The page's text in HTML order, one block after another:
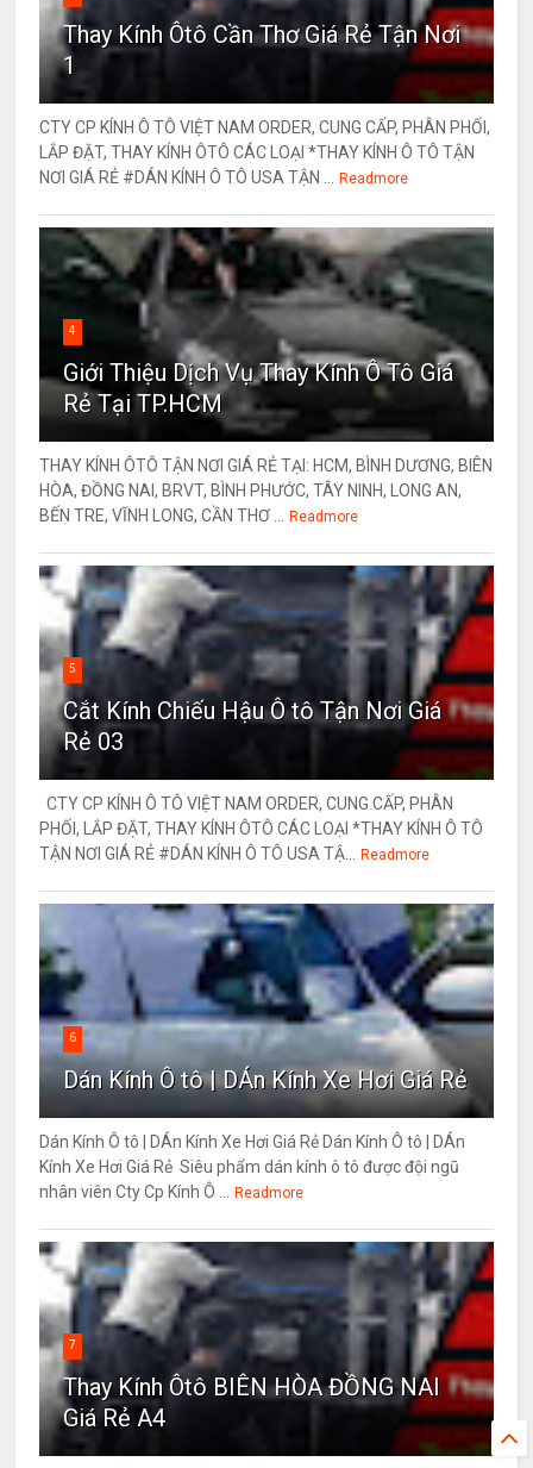
Thay Kính Ôtô Cần Thơ Giá Rẻ Tận Nơi
1
CTY CP KÍNH Ô TÔ VIỆT NAM ORDER, CUNG CẤP, PHÂN PHỐI,
LẮP ĐẶT, THAY KÍNH ÔTÔ CÁC LOẠI *THAY KÍNH Ô TÔ TẬN
NƠI GIÁ RẺ #DÁN KÍNH Ô TÔ USA TẬN ...
Readmore
4
Giới Thiệu Dịch Vụ Thay Kính Ô Tô Giá
Rẻ Tại TP.HCM
THAY KÍNH ÔTÔ TẬN NƠI GIÁ RẺ TẠI: HCM, BÌNH DƯƠNG, BIÊN
HÒA, ĐỒNG NAI, BRVT, BÌNH PHƯỚC, TÂY NINH, LONG AN,
BẾN TRE, VĨNH LONG, CẦN THƠ ...
Readmore
5
Cắt Kính Chiếu Hậu Ô tô Tận Nơi Giá
Rẻ 03
CTY CP KÍNH Ô TÔ VIỆT NAM ORDER, CUNG CẤP, PHÂN
PHỐI, LẮP ĐẶT, THAY KÍNH ÔTÔ CÁC LOẠI *THAY KÍNH Ô TÔ
TẬN NƠI GIÁ RẺ #DÁN KÍNH Ô TÔ USA TẬ...
Readmore
6
Dán Kính Ô tô | DÁn Kính Xe Hơi Giá Rẻ
Dán Kính Ô tô | DÁn Kính Xe Hơi Giá Rẻ Dán Kính Ô tô | DÁn
Kính Xe Hơi Giá Rẻ Siêu phẩm dán kính ô tô được đội ngũ
nhân viên Cty Cp Kính Ô ...
Readmore
7
Thay Kính Ôtô BIÊN HÒA ĐỒNG NAI
Giá Rẻ A4